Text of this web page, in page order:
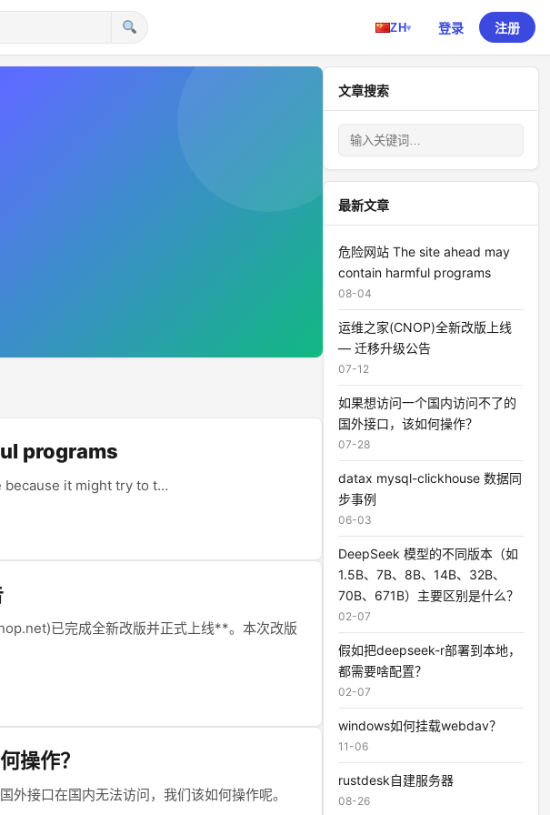
ZH▾ 登录 注册
programs
because it might try to t…
已完成全新改版并正式上线**。本次改版
操作？
接口在国内无法访问，我们该如何操作呢。
文章搜索
最新文章
危险网站 The site ahead may
contain harmful programs
08-04
运维之家(CNOP)全新改版上线
— 迁移升级公告
07-12
如果想访问一个国内访问不了的
国外接口，该如何操作？
07-28
datax mysql-clickhouse 数据同
步事例
06-03
DeepSeek 模型的不同版本（如
1.5B、7B、8B、14B、32B、
70B、671B）主要区别是什么？
02-07
假如把deepseek-r部署到本地，
都需要啥配置？
02-07
windows如何挂载webdav？
11-06
rustdesk自建服务器
08-26